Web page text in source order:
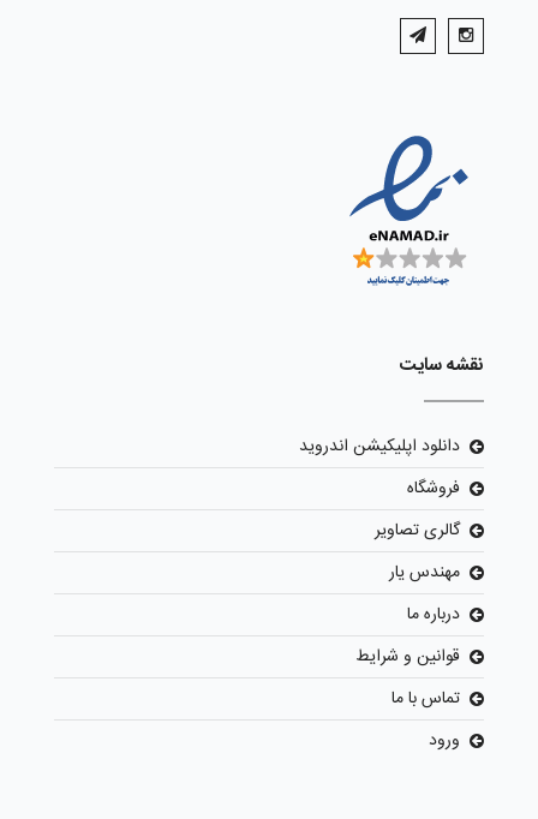
نقشه سایت
دانلود اپلیکیشن اندروید
فروشگاه
گالری تصاویر
مهندس یار
درباره ما
قوانین و شرایط
تماس با ما
ورود